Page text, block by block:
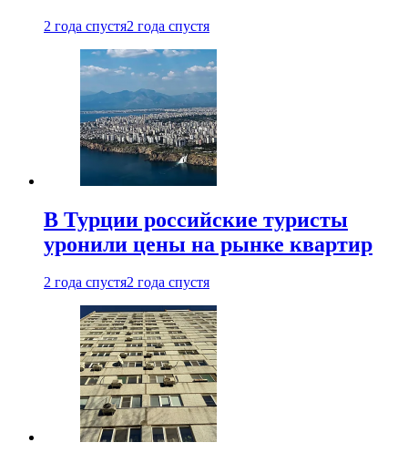
2 года спустя2 года спустя
В Турции российские туристы
уронили цены на рынке квартир
2 года спустя2 года спустя